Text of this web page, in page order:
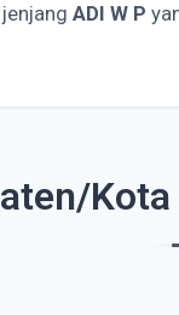
ADI W P